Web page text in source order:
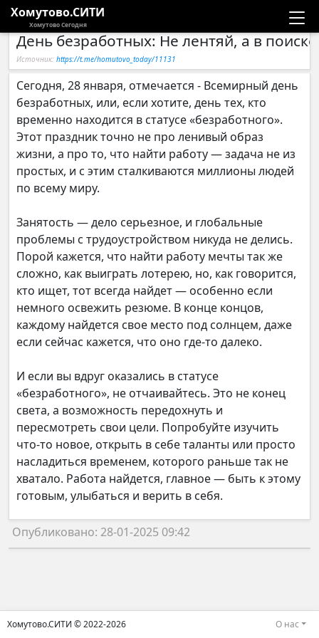
Хомутово.СИТИ
Хомутово Сегодня
Новости
Расписание автобусов
Галерея
Компании
День безработных: Не лентяй, а в поиске
Источник: https://t.me/homutovo_today/11131
Сегодня, 28 января, отмечается - Всемирный день
безработных, или, если хотите, день тех, кто
временно находится в статусе «безработного».
Этот праздник точно не про ленивый образ
жизни, а про то, что найти работу — задача не из
простых, и с этим сталкиваются миллионы людей
по всему миру.
Занятость — дело серьезное, и глобальные
проблемы с трудоустройством никуда не делись.
Порой кажется, что найти работу мечты так же
сложно, как выиграть лотерею, но, как говорится,
кто ищет, тот всегда найдет — особенно если
немного освежить резюме. В конце концов,
каждому найдется свое место под солнцем, даже
если сейчас кажется, что оно где-то далеко.
И если вы вдруг оказались в статусе
«безработного», не отчаивайтесь. Это не конец
света, а возможность передохнуть и
пересмотреть свои цели. Попробуйте изучить
что-то новое, открыть в себе таланты или просто
насладиться временем, которого раньше так не
хватало. Работа найдется, главное — быть к этому
готовым, улыбаться и верить в себя.
Опубликовано: 28-01-2025 09:42
Хомутово.СИТИ © 2022-2026 О нас